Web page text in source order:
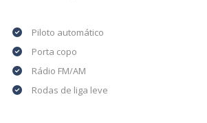
Piloto automático
Porta copo
Rádio FM/AM
Rodas de liga leve